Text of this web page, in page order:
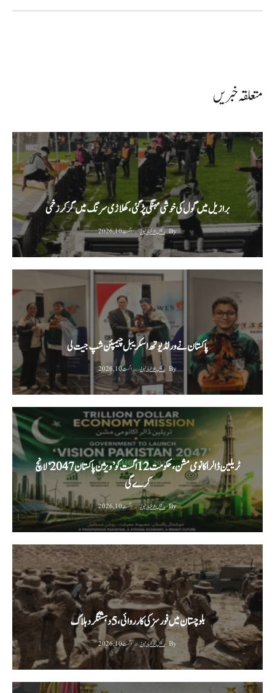
متعلقہ خبریں
برازیل میں گول کی خوشی مہنگی پڑ گئی، کھلاڑی سرنگ میں گر کر زخمی
By رئیس الاخبار نیوز اگست 10, 2026
پاکستان نے ورلڈ یوتھ اسکریبل چیمپئن شپ جیت لی
By رئیس الاخبار نیوز اگست 10, 2026
ٹریلین ڈالر اکانومی مشن، حکومت 12 اگست کو ’ویژن پاکستان 2047‘ لانچ
کرے گی
By رئیس الاخبار نیوز اگست 10, 2026
بلوچستان میں فورسز کی کارروائی، 5 دہشتگرد ہلاک
By رئیس الاخبار نیوز اگست 10, 2026